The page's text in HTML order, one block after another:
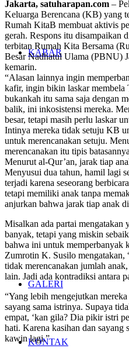
KABAR
GALERI
KONTAK
Jakarta, satuharapan.com –
Keluarga Berencana (KB) yang
Rumah KitaB membuat aktivis
gerah. Respons itu disampaikan
terbitan Rumah Kita Bersama
Besar Nadhatul Ulama (PBNU)
kemarin.
“Alasan lainnya ingin
kafir, ingin bikin laskar membela
bukankah itu sama saja dengan
balik, ini inkosistensi mereka.
besar, tetapi masih perlu laskar
Intinya mereka tidak setuju KB
untuk merencanakan setuju.
merencanakan itu tipis
Menurut al-Qur’an, jarak tiap
Menyusui dua tahun, hamil lagi
terjadi karena seseorang
tetapi memiliki anak tanpa
anjurkan bahwa jarak tiap anak
Misalkan ada partai mengatakan
banyak, tetapi yang miskin
bahwa ini untuk memperbanyak
Zumrotin K. Susilo mengatakan,
tidak merencanakan jumlah
lain. Jadi ada kontradiksi antara
“Yang lebih mengejutkan
sayang sama istrinya. Supaya
empat, ‘kan gila? Dia pikir istri
hati. Karena kasihan dan sayang
kawin lagi.”